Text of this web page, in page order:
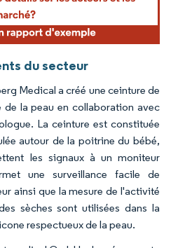
du secteur
Medical a créé une ceinture de
de la peau en collaboration avec
La ceinture est constituée
autour de la poitrine du bébé,
les signaux à un moniteur
une surveillance facile de
ainsi que la mesure de l'activité
sèches sont utilisées dans la
respectueux de la peau.